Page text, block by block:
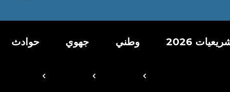
2026 وطني جهوي حوادث